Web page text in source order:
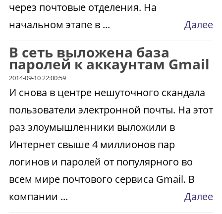
через почтовые отделения. На
начальном этапе в ...
Далее
В сеть выложена база
паролей к аккаунтам Gmail
2014-09-10 22:00:59
И снова в центре нешуточного скандала
пользователи электронной почты. На этот
раз злоумышленники выложили в
Интернет свыше 4 миллионов пар
логинов и паролей от популярного во
всем мире почтового сервиса Gmail. В
компании ...
Далее